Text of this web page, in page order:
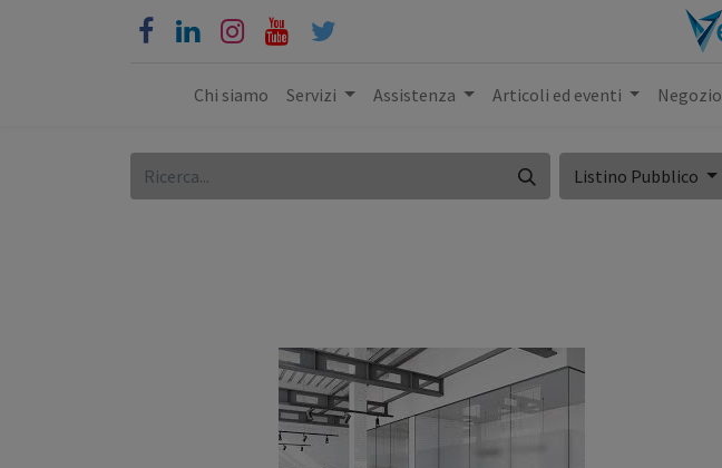
Chi siamo Servizi Assistenza Articoli ed eventi Negozio
Listino Pubblico